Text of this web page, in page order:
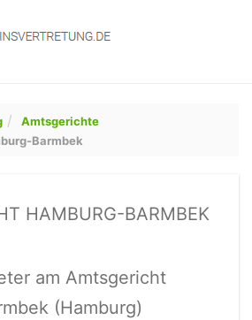
Amtsgerichte
Barmbek
HAMBURG-BARMBEK
am Amtsgericht
(Hamburg)